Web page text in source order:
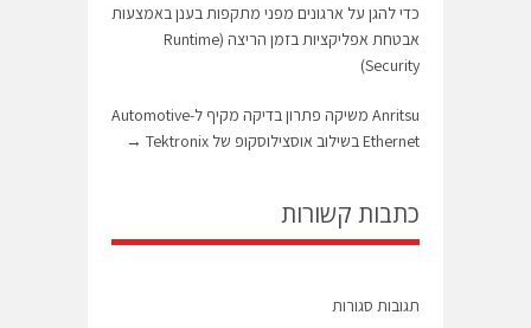
כדי להגן על ארגונים מפני מתקפות בענן באמצעות
אבטחת אפליקציות בזמן הריצה (Runtime
Security)
Anritsu משיקה פתרון בדיקה מקיף ל-Automotive
Ethernet בשילוב אוסצילוסקופ של Tektronix
→
כתבות קשורות
תגובות סגורות